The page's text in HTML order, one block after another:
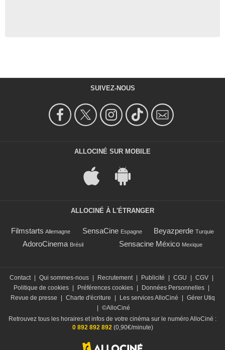
SUIVEZ-NOUS
ALLOCINÉ SUR MOBILE
ALLOCINÉ À L'ÉTRANGER
Filmstarts Allemagne SensaCine Espagne Beyazperde Turquie
AdoroCinema Brésil Sensacine México Mexique
Contact | Qui sommes-nous | Recrutement | Publicité | CGU | CGV |
Politique de cookies | Préférences cookies | Données Personnelles |
Revue de presse
| Charte d'écriture | Les services AlloCiné | Gérer Utiq
| ©AlloCiné
Retrouvez tous les horaires et infos de votre cinéma sur le numéro AlloCiné :
0 892 892 892 (0,90€/minute)